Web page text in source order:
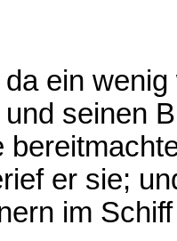
ein
seinen
er sie;
im